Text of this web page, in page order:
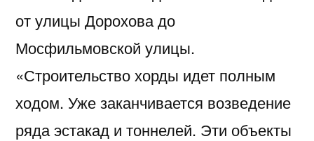
от улицы Дорохова до
Мосфильмовской улицы.
«Строительство хорды идет полным
ходом. Уже заканчивается возведение
ряда эстакад и тоннелей. Эти объекты